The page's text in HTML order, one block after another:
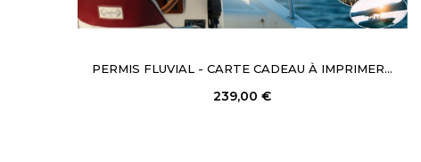
PERMIS FLUVIAL - CARTE CADEAU À IMPRIMER...
239,00 €